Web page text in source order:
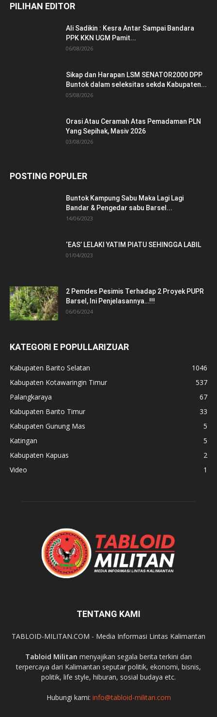
PILIHAN EDITOR
Ali Sadikin : Kesra Antar Sampai Bandara
PPK KKN UGM Pamit...
06/08/2026
Sikap dan Harapan LSM SENATOR2000 DPP
Buntok dalam seleksitas sekda Kabupaten...
05/08/2026
Orasi Atau Ceramah Atas Pemadaman PLN
Yang Sepihak, Masiv 2026
03/08/2026
POSTING POPULER
Buntok Kampung Sabu Maka Lagi Lagi
Bandar & Pengedar sabu Barsel...
14/06/2023
‘EAS’ LELAKI YATIM PIATU SEHINGGA LABIL
01/04/2023
2 Pemdes Pesimis Terhadap 2 Proyek PUPR
Barsel, Ini Penjelasannya…!!!
06/06/2024
KATEGORI E POPULLARIZUAR
Kabupaten Barito Selatan
1046
Kabupaten Kotawaringin Timur
537
Palangkaraya
67
Kabupaten Barito Timur
33
Kabupaten Gunung Mas
5
Katingan
5
Kabupaten Kapuas
2
Video
1
TENTANG KAMI
TABLOID-MILITAN.COM - Media Informasi Lintas Kalimantan
Tabloid Militan menyajikan segala berita terkini dan
terpercaya dari Kalimantan seputar politik, ekonomi, bisnis,
politik, life style, hiburan, sosial budaya etc.
Hubungi kami: info@tabloid-militan.com